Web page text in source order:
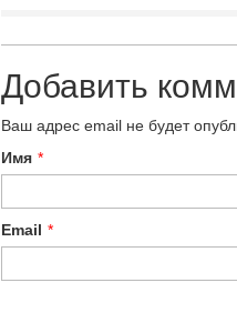
Добавить
Ваш адрес email не будет
Имя *
Email *